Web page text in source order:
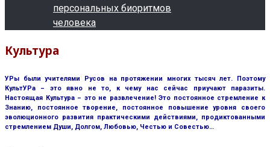
персональных биоритмов
человека
Культура
УРы были учителями Русов на протяжении многих тысяч лет. Поэтому
КультУРа – это явно не то, к чему нас сейчас приучают паразиты.
Настоящая Культура – это не развлечение! Это постоянное стремление к
Знанию, постоянное творение, постоянное повышение уровня своего
эволюционного развития практическими действиями, продиктованными
стремлением Души, Долгом, Любовью, Честью и Совестью…